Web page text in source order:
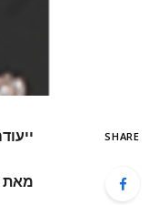
SHARE
מאת